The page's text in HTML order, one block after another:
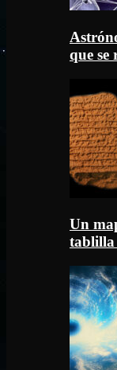
que se
Un